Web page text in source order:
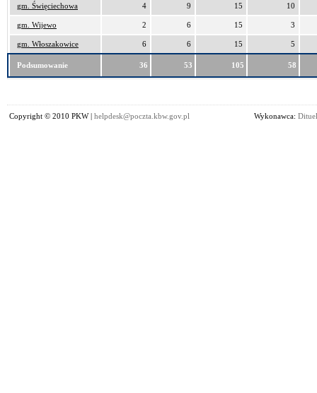
gm. Święciechowa 4 9 15 10
gm. Wijewo 2 6 15 3
gm. Włoszakowice 6 6 15 5
Podsumowanie 36 53 105 58
Copyright © 2010 PKW | helpdesk@poczta.kbw.gov.pl Wykonawca: